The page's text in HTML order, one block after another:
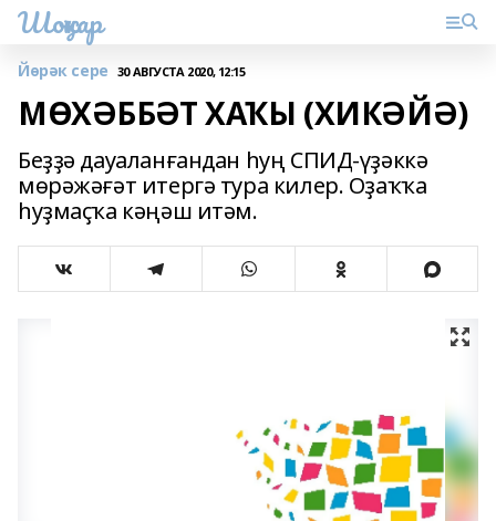
Шоңҡар
Йөрәк сере 30 АВГУСТА 2020, 12:15
МӨХӘББӘТ ХАҠЫ (ХИКӘЙӘ)
Беҙҙә дауаланғандан һуң СПИД-үҙәккә
мөрәжәғәт итергә тура килер. Оҙаҡҡа
һуҙмаҫҡа кәңәш итәм.